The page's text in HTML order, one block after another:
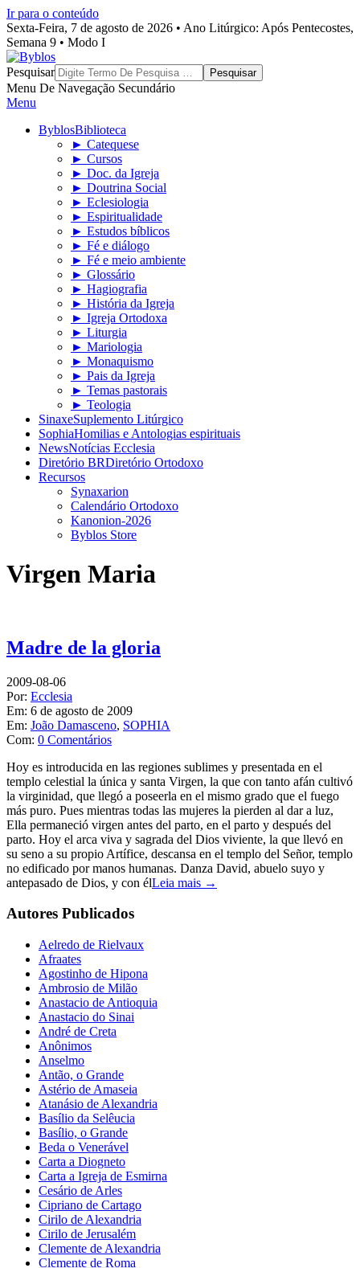
Ir para o conteúdo
Sexta-Feira, 7 de agosto de 2026 • Ano Litúrgico: Após Pentecostes,
Semana 9 • Modo I
Byblos
Pesquisar
Menu De Navegação Secundário
Menu
ByblosBiblioteca
► Catequese
► Cursos
► Doc. da Igreja
► Doutrina Social
► Eclesiologia
► Espiritualidade
► Estudos bíblicos
► Fé e diálogo
► Fé e meio ambiente
► Glossário
► Hagiografia
► História da Igreja
► Igreja Ortodoxa
► Liturgia
► Mariologia
► Monaquismo
► Pais da Igreja
► Temas pastorais
► Teologia
SinaxeSuplemento Litúrgico
SophiaHomilias e Antologias espirituais
NewsNotícias Ecclesia
Diretório BRDiretório Ortodoxo
Recursos
Synaxarion
Calendário Ortodoxo
Kanonion-2026
Byblos Store
Virgen Maria
Madre de la gloria
2009-08-06
Por: Ecclesia
Em: 6 de agosto de 2009
Em: João Damasceno, SOPHIA
Com: 0 Comentários
Hoy es introducida en las regiones sublimes y presentada en el
templo celestial la única y santa Virgen, la que con tanto afán cultivó
la virginidad, que llegó a poseerla en el mismo grado que el fuego
más puro. Pues mientras todas las mujeres la pierden al dar a luz,
Ella permaneció virgen antes del parto, en el parto y después del
parto. Hoy el arca viva y sagrada del Dios viviente, la que llevó en
su seno a su propio Artífice, descansa en el templo del Señor, templo
no edificado por manos humanas. Danza David, abuelo suyo y
antepasado de Dios, y con élLeia mais →
Autores Publicados
Aelredo de Rielvaux
Afraates
Agostinho de Hipona
Ambrosio de Milão
Anastacio de Antioquia
Anastacio do Sinai
André de Creta
Anônimos
Anselmo
Antão, o Grande
Astério de Amaseia
Atanásio de Alexandria
Basílio da Selêucia
Basílio, o Grande
Beda o Venerável
Carta a Diogneto
Carta a Igreja de Esmirna
Cesário de Arles
Cipriano de Cartago
Cirilo de Alexandria
Cirilo de Jerusalém
Clemente de Alexandria
Clemente de Roma